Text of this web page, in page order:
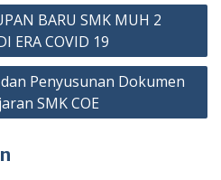
BARU SMK MUH 2
ERA COVID 19
Penyusunan Dokumen
SMK COE